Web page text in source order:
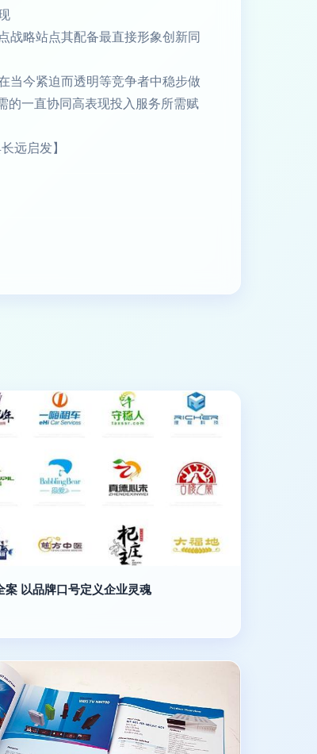
战略站点其配备最直接形象创新同
当今紧迫而透明等竞争者中稳步做
的一直协同高表现投入服务所需赋
远启发】
案 以品牌口号定义企业灵魂